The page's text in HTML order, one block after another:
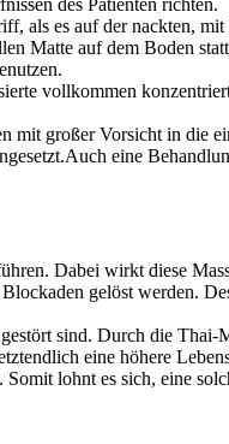
als es auf der nackten,
Matte auf dem Boden
vollkommen
mit großer Vorsicht in die
eine
Dabei wirkt diese
gelöst werden.
sind. Durch die
eine höhere
lohnt es sich, eine